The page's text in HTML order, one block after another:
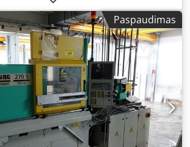
Statramsčių atstumas: 22x22 cm
Paspaudimas